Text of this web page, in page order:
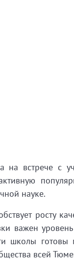
на встрече с
науке.
росту
важен
школы готовы
всей